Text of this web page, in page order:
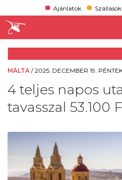
Ajánlatok Szállások
MÁLTA /2025. DECEMBER 19.
4 teljes napos
tavasszal 53.100